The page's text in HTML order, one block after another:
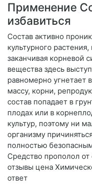
Применение
избавиться
Состав активно
культурного
заканчивая корневой
вещества здесь
равномерно угнетает
массу, корни,
состав попадает в
плодах или в
культур, поэтому ни
организму
полностью
Средство прополол от
отзывы цена
ответ